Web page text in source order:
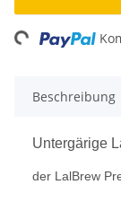
Beschreibung
Untergärige
der LalBrew